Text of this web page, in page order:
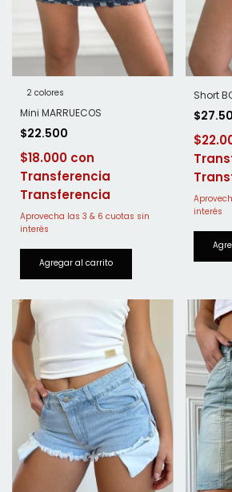
2 colores
Mini MARRUECOS
$22.500
$18.000
Transferencia
Short